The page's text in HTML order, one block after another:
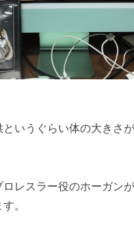
いうぐらい体の大きさ
レスラー役のホーガン
。